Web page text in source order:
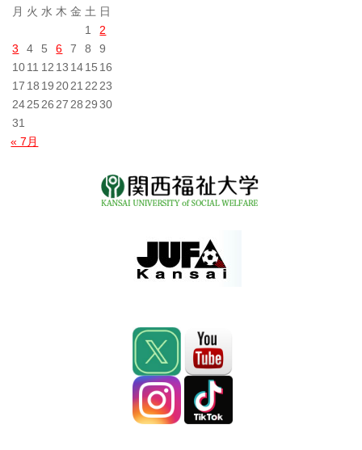
月 火 水 木 金 土 日
1
2
3
4 5 6 7 8
9
1011 12 13 1415 16
17 18 19 2021 22 23
2425 26 27 28 29 30
31
« 7月